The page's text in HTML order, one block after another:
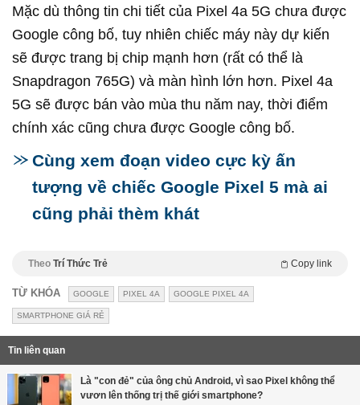
Mặc dù thông tin chi tiết của Pixel 4a 5G chưa được
Google công bố, tuy nhiên chiếc máy này dự kiến
sẽ được trang bị chip mạnh hơn (rất có thể là
Snapdragon 765G) và màn hình lớn hơn. Pixel 4a
5G sẽ được bán vào mùa thu năm nay, thời điểm
chính xác cũng chưa được Google công bố.
Cùng xem đoạn video cực kỳ ấn
tượng về chiếc Google Pixel 5 mà ai
cũng phải thèm khát
Theo Trí Thức Trẻ Copy link
TỪ KHÓA GOOGLE PIXEL 4A GOOGLE PIXEL 4A
SMARTPHONE GIÁ RẺ
Tin liên quan
Là "con đẻ" của ông chủ Android, vì sao Pixel không thể
vươn lên thống trị thế giới smartphone?